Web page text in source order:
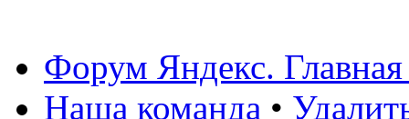
Форум Яндекс.
Наша команда •